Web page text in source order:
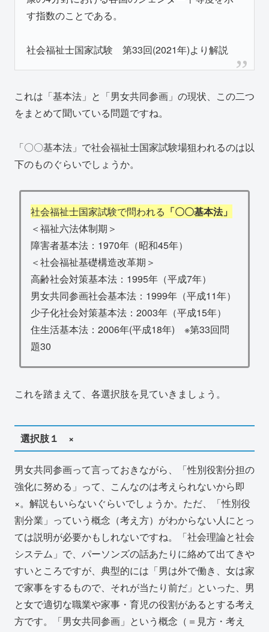
す指数のことである。
社会福祉士国家試験 第33回(2021年)より解説
これは「基本法」と「男女共同参画」の現状、この二つ
をまとめて聞いている問題ですね。
「〇〇基本法」で社会福祉士国家試験場狙われるのは以
下のものぐらいでしょうか。
社会福祉士国家試験で問われる 「〇〇基本法」
＜福祉六法体制期＞
障害者基本法：1970年（昭和45年）
＜社会福祉基礎構造改革期＞
高齢社会対策基本法：1995年（平成7年）
男女共同参画社会基本法：1999年（平成11年）
少子化社会対策基本法：2003年（平成15年）
住生活基本法：2006年(平成18年) ※第33回問
題30
これを踏まえて、各選択肢を見ていきましょう。
選択肢１ ×
男女共同参画って言っておきながら、「性別役割分担の
強化に努める」って、こんなのは考えられないから即
×。解説もいらないぐらいでしょうか。ただ、「性別役
割分業」っていう概念（考え方）がわからない人にとっ
ては説明が必要かもしれないですね。「社会理論と社会
システム」で、パーソンズの話あたりに絡めて出てきや
すいところですが、典型的には「男は外で働き、女は家
で家事をするもので、それが当たり前だ」といった、男
と女で適切な職業や家事・育児の役割があるとする考え
方です。「男女共同参画」という概念（＝見方・考え